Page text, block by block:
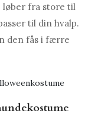
fra store til
til din hvalp.
den fås i færre